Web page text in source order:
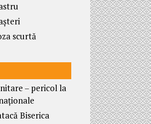
scurtă
– pericol la
Biserica